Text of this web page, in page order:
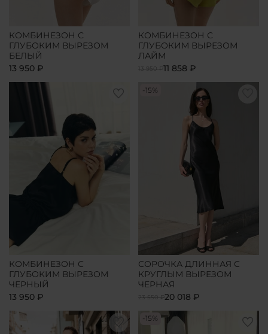
КОМБИНЕЗОН С
ГЛУБОКИМ ВЫРЕЗОМ
БЕЛЫЙ
13 950 ₽
КОМБИНЕЗОН С
ГЛУБОКИМ ВЫРЕЗОМ
ЛАЙМ
13 950 ₽11 858 ₽
КОМБИНЕЗОН С
ГЛУБОКИМ ВЫРЕЗОМ
ЧЕРНЫЙ
13 950 ₽
-15%
СОРОЧКА ДЛИННАЯ С
КРУГЛЫМ ВЫРЕЗОМ
ЧЕРНАЯ
23 550 ₽20 018 ₽
-15%